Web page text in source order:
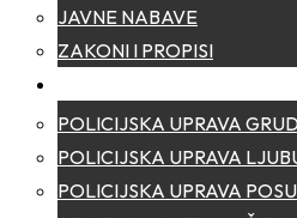
JAVNE NABAVE
ZAKONI I PROPISI
POLICIJSKA UPRAVA
POLICIJSKA UPRAVA
POLICIJSKA UPRAVA